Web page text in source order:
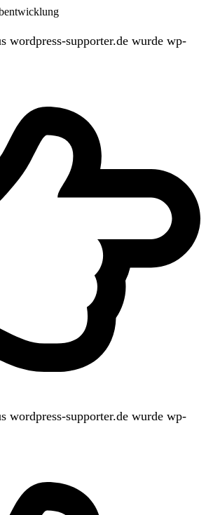
wordpress-supporter.de wurde wp-
wordpress-supporter.de wurde wp-